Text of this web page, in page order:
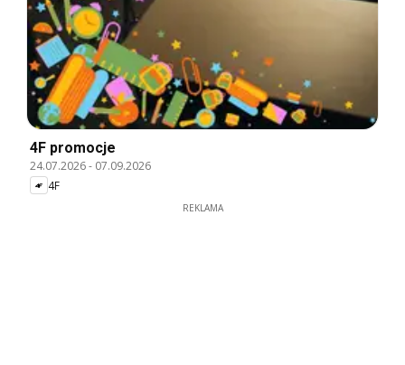
4F promocje
24.07.2026- 07.09.2026
4F
REKLAMA